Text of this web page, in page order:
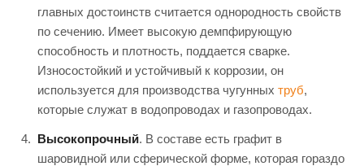
главных достоинств считается однородность свойств
по сечению. Имеет высокую демпфирующую
способность и плотность, поддается сварке.
Износостойкий и устойчивый к коррозии, он
используется для производства чугунных труб,
которые служат в водопроводах и газопроводах.
Высокопрочный. В составе есть графит в
шаровидной или сферической форме, которая гораздо